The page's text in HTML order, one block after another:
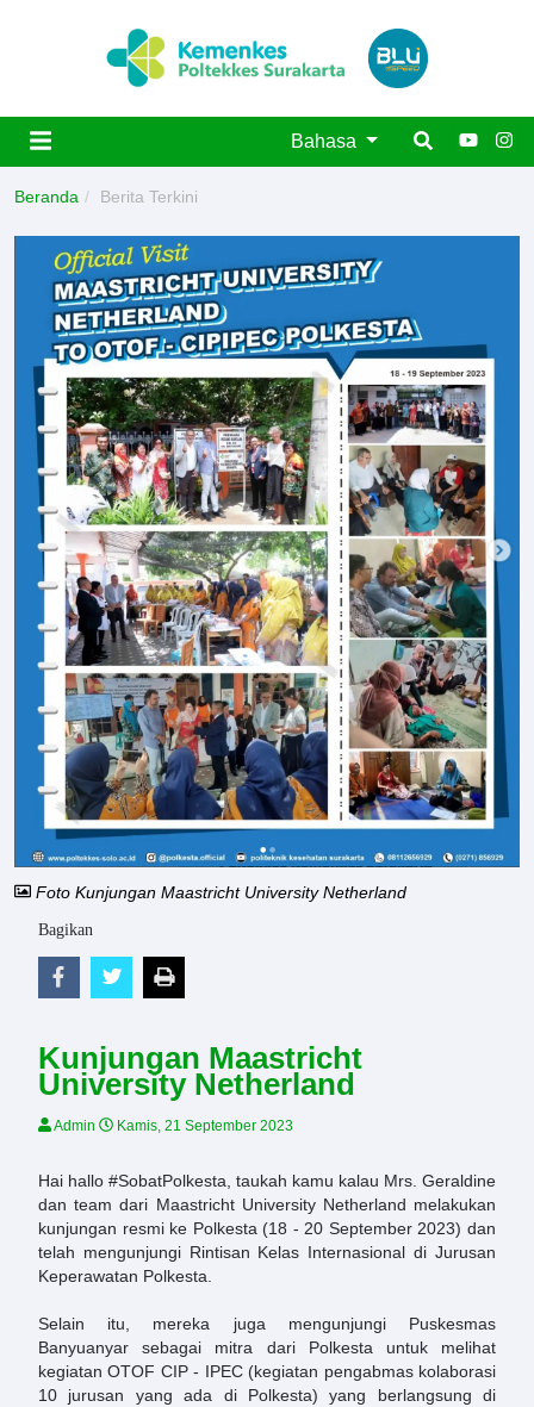
Bahasa
Beranda Berita Terkini
Foto Kunjungan Maastricht University Netherland
Bagikan
Kunjungan Maastricht
University Netherland
Admin Kamis, 21 September 2023
Hai hallo #SobatPolkesta , taukah kamu kalau Mrs. Geraldine
dan team dari Maastricht University Netherland melakukan
kunjungan resmi ke Polkesta (18 - 20 September 2023) dan
telah mengunjungi Rintisan Kelas Internasional di Jurusan
Keperawatan Polkesta.
Selain itu, mereka juga mengunjungi Puskesmas
Banyuanyar sebagai mitra dari Polkesta untuk melihat
kegiatan OTOF CIP - IPEC (kegiatan pengabmas kolaborasi
10 jurusan yang ada di Polkesta) yang berlangsung di